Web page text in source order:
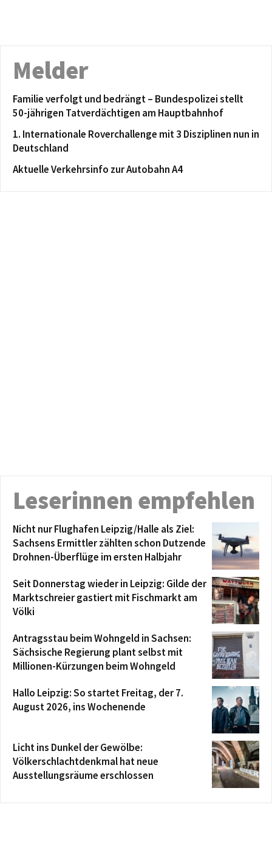
Melder
Familie verfolgt und bedrängt – Bundespolizei stellt
50-jährigen Tatverdächtigen am Hauptbahnhof
1. Internationale Roverchallenge mit 3 Disziplinen nun in
Deutschland
Aktuelle Verkehrsinfo zur Autobahn A4
Leserinnen empfehlen
Nicht nur Flughafen Leipzig/Halle als Ziel:
Sachsens Ermittler zählten schon Dutzende
Drohnen-Überflüge im ersten Halbjahr
Seit Donnerstag wieder in Leipzig: Gilde der
Marktschreier gastiert mit Fischmarkt am
Völki
Antragsstau beim Wohngeld in Sachsen:
Sächsische Regierung plant selbst mit
Millionen-Kürzungen beim Wohngeld
Hallo Leipzig: So startet Freitag, der 7.
August 2026, ins Wochenende
Licht ins Dunkel der Gewölbe:
Völkerschlachtdenkmal hat neue
Ausstellungsräume erschlossen